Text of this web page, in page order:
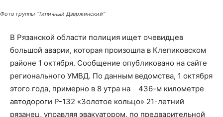
Фото группы "Типичный Дзержинский"
В Рязанской области полиция ищет очевидцев
большой аварии, которая произошла в Клепиковском
районе 1 октября. Сообщение опубликовано на сайте
регионального УМВД. По данным ведомства, 1 октября
этого года, примерно в 8 утра на 436-м километре
автодороги Р-132 «Золотое кольцо» 21-летний
рязанец, управляя эвакуатором, по предварительной